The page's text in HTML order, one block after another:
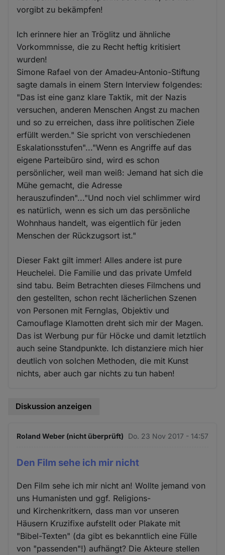
vorgibt zu bekämpfen!
Ich erinnere hier an Tröglitz und ähnliche
Vorkommnisse, die zu Recht heftig kritisiert
wurden!
Simone Rafael von der Amadeu-Antonio-Stiftung
sagte damals in einem Stern Interview folgendes:
"Das ist eine ganz klare Taktik, mit der Nazis
versuchen, anderen Menschen Angst zu machen
und so zu erreichen, dass ihre politischen Ziele
erfüllt werden." Sie spricht von verschiedenen
Eskalationsstufen"..."Wenn es Angriffe auf das
eigene Parteibüro sind, wird es schon
persönlicher, weil man weiß: Jemand hat sich die
Mühe gemacht, die Adresse
herauszufinden"..."Und noch viel schlimmer wird
es natürlich, wenn es sich um das persönliche
Wohnhaus handelt, was eigentlich für jeden
Menschen der Rückzugsort ist."
Dieser Fakt gilt immer! Alles andere ist pure
Heuchelei. Die Familie und das private Umfeld
sind tabu. Beim Betrachten dieses Filmchens und
den gestellten, schon recht lächerlichen Szenen
von Personen mit Fernglas, Objektiv und
Camouflage Klamotten dreht sich mir der Magen.
Das ist Werbung pur für Höcke und damit letztlich
auch seine Standpunkte. Ich distanziere mich hier
deutlich von solchen Methoden, die mit Kunst
nichts, aber auch gar nichts zu tun haben!
Diskussion anzeigen
Roland Weber (nicht überprüft) Do. 23 Nov 2017 - 14:57
Den Film sehe ich mir nicht
Den Film sehe ich mir nicht an! Wollte jemand von
uns Humanisten und ggf. Religions-
und Kirchenkritkern, dass man vor unseren
Häusern Kruzifixe aufstellt oder Plakate mit
"Bibel-Texten" (da gibt es bekanntlich eine Fülle
von "passenden"!) aufhängt? Die Akteure stellen